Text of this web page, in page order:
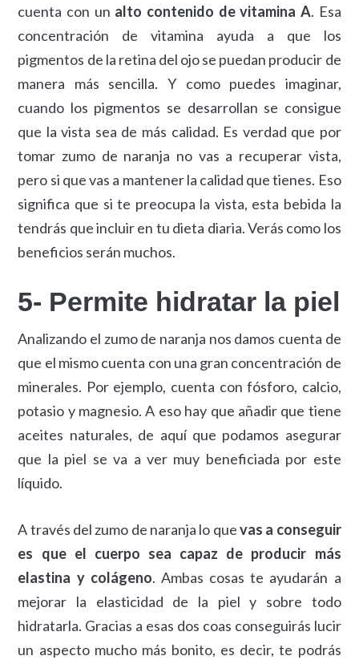
cuenta con un alto contenido de vitamina A. Esa
concentración de vitamina ayuda a que los
pigmentos de la retina del ojo se puedan producir de
manera más sencilla. Y como puedes imaginar,
cuando los pigmentos se desarrollan se consigue
que la vista sea de más calidad. Es verdad que por
tomar zumo de naranja no vas a recuperar vista,
pero si que vas a mantener la calidad que tienes. Eso
significa que si te preocupa la vista, esta bebida la
tendrás que incluir en tu dieta diaria. Verás como los
beneficios serán muchos.
5- Permite hidratar la piel
Analizando el zumo de naranja nos damos cuenta de
que el mismo cuenta con una gran concentración de
minerales. Por ejemplo, cuenta con fósforo, calcio,
potasio y magnesio. A eso hay que añadir que tiene
aceites naturales, de aquí que podamos asegurar
que la piel se va a ver muy beneficiada por este
líquido.
A través del zumo de naranja lo quevas a conseguir
es que el cuerpo sea capaz de producir más
elastina y colágeno. Ambas cosas te ayudarán a
mejorar la elasticidad de la piel y sobre todo
hidratarla. Gracias a esas dos coas conseguirás lucir
un aspecto mucho más bonito, es decir, te podrás